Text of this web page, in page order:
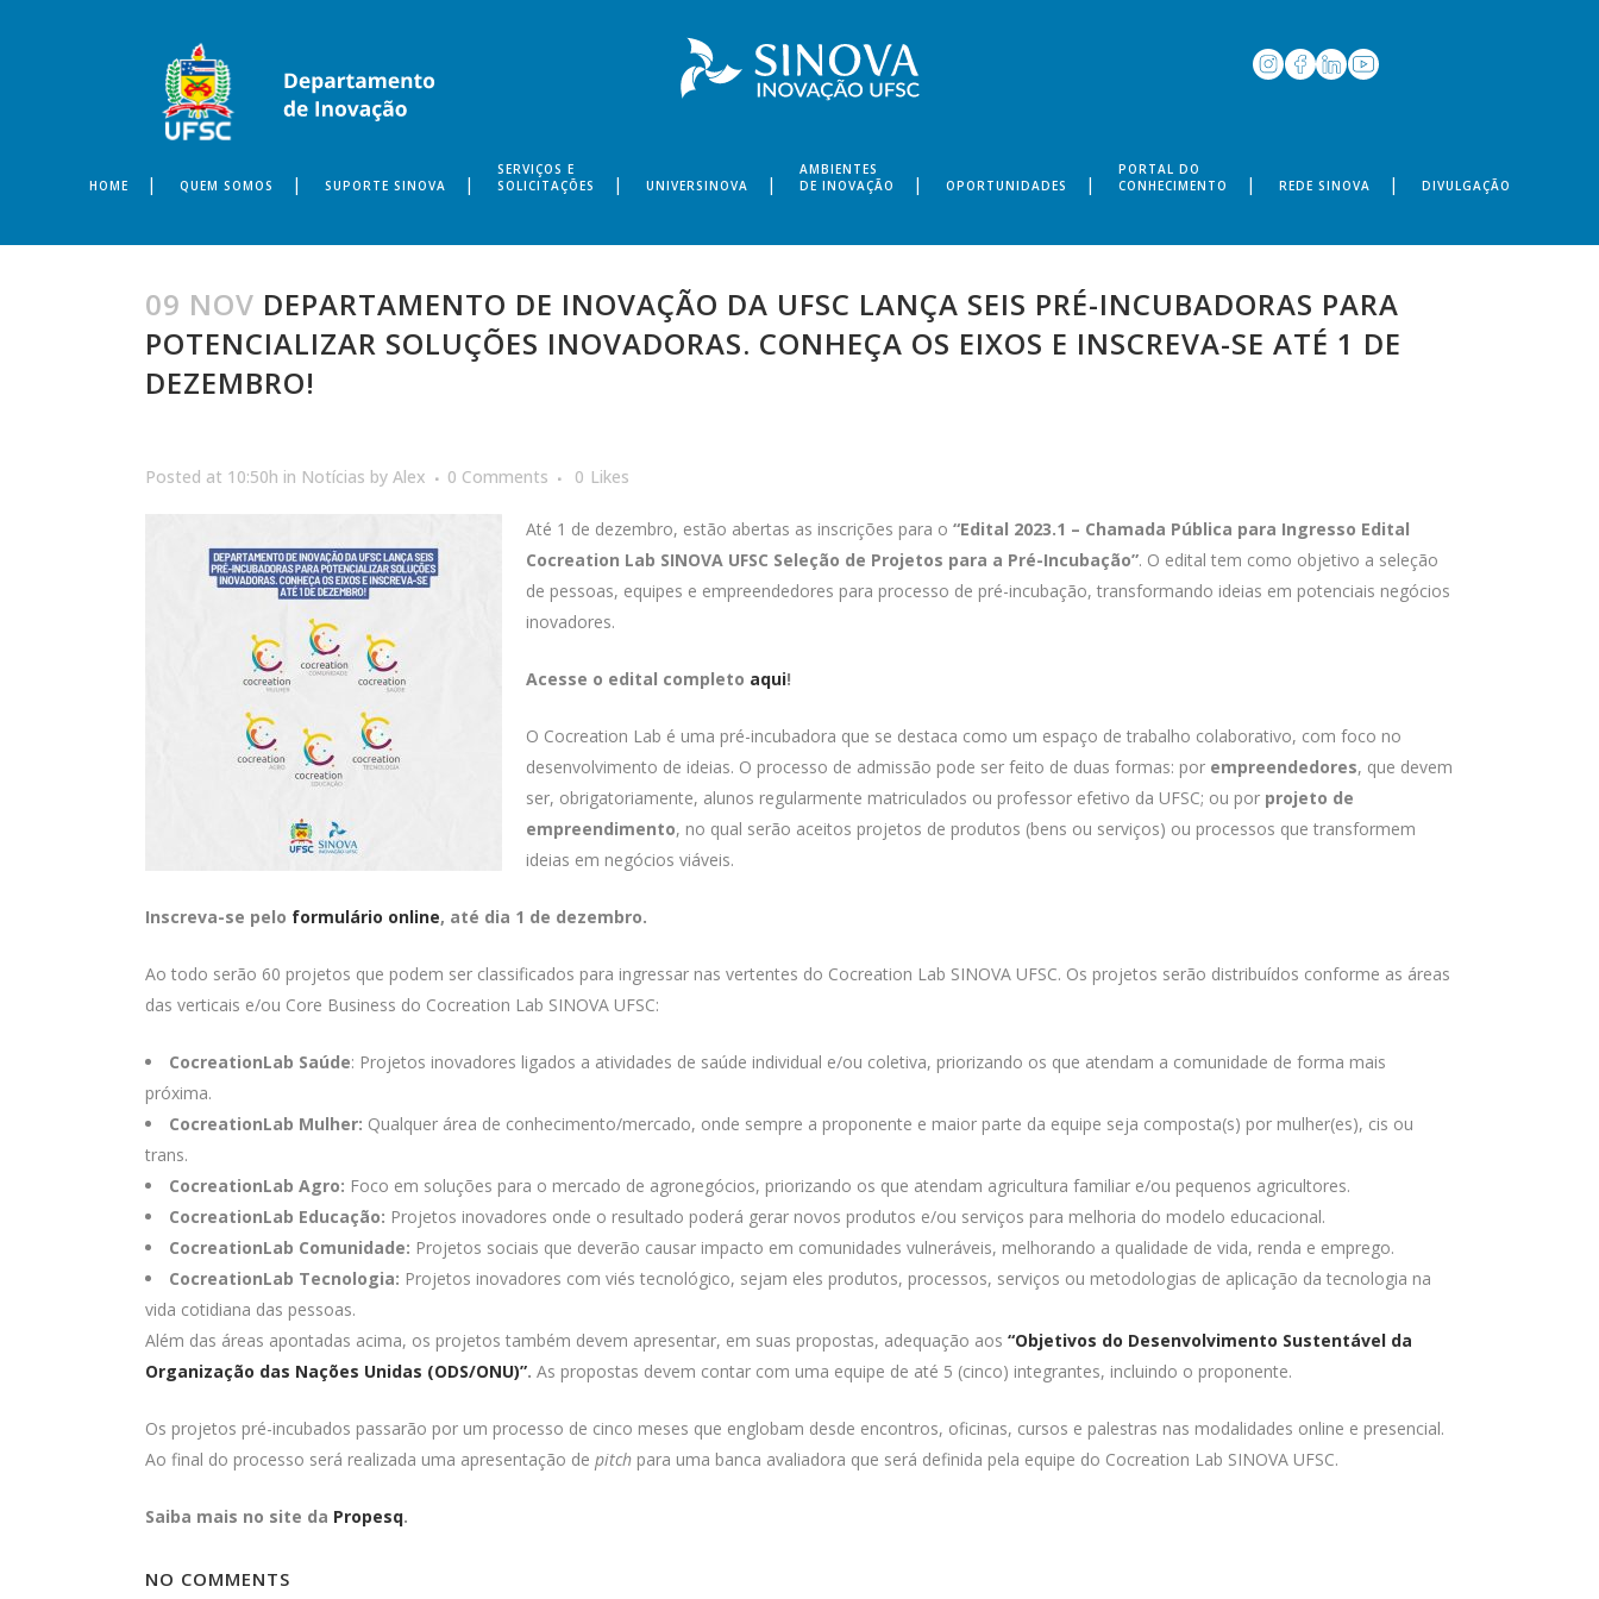
HOME QUEM SOMOS SUPORTE SINOVA
SERVIÇOS E
SOLICITAÇÕES
UNIVERSINOVA
AMBIENTES
DE INOVAÇÃO
OPORTUNIDADES
PORTAL DO
CONHECIMENTO
REDE SINOVA DIVULGAÇÃO
09 NOV DEPARTAMENTO DE INOVAÇÃO DA UFSC LANÇA SEIS PRÉ-INCUBADORAS PARA
POTENCIALIZAR SOLUÇÕES INOVADORAS. CONHEÇA OS EIXOS E INSCREVA-SE ATÉ 1 DE
DEZEMBRO!
Posted at 10:50h in Notícias by Alex 0 Comments 0 Likes
Até 1 de dezembro, estão abertas as inscrições para o “Edital 2023.1 – Chamada Pública para Ingresso Edital
Cocreation Lab SINOVA UFSC Seleção de Projetos para a Pré-Incubação”. O edital tem como objetivo a seleção
de pessoas, equipes e empreendedores para processo de pré-incubação, transformando ideias em potenciais negócios
inovadores.
Acesse o edital completo aqui!
O Cocreation Lab é uma pré-incubadora que se destaca como um espaço de trabalho colaborativo, com foco no
desenvolvimento de ideias. O processo de admissão pode ser feito de duas formas: por empreendedores, que devem
ser, obrigatoriamente, alunos regularmente matriculados ou professor efetivo da UFSC; ou por projeto de
empreendimento, no qual serão aceitos projetos de produtos (bens ou serviços) ou processos que transformem
ideias em negócios viáveis.
Inscreva-se pelo formulário online, até dia 1 de dezembro.
Ao todo serão 60 projetos que podem ser classificados para ingressar nas vertentes do Cocreation Lab SINOVA UFSC. Os projetos serão distribuídos conforme as áreas
das verticais e/ou Core Business do Cocreation Lab SINOVA UFSC:
CocreationLab Saúde: Projetos inovadores ligados a atividades de saúde individual e/ou coletiva, priorizando os que atendam a comunidade de forma mais
próxima.
CocreationLab Mulher: Qualquer área de conhecimento/mercado, onde sempre a proponente e maior parte da equipe seja composta(s) por mulher(es), cis ou
trans.
CocreationLab Agro: Foco em soluções para o mercado de agronegócios, priorizando os que atendam agricultura familiar e/ou pequenos agricultores.
CocreationLab Educação: Projetos inovadores onde o resultado poderá gerar novos produtos e/ou serviços para melhoria do modelo educacional.
CocreationLab Comunidade: Projetos sociais que deverão causar impacto em comunidades vulneráveis, melhorando a qualidade de vida, renda e emprego.
CocreationLab Tecnologia: Projetos inovadores com viés tecnológico, sejam eles produtos, processos, serviços ou metodologias de aplicação da tecnologia na
vida cotidiana das pessoas.
Além das áreas apontadas acima, os projetos também devem apresentar, em suas propostas, adequação aos “Objetivos do Desenvolvimento Sustentável da
Organização das Nações Unidas (ODS/ONU)”. As propostas devem contar com uma equipe de até 5 (cinco) integrantes, incluindo o proponente.
Os projetos pré-incubados passarão por um processo de cinco meses que englobam desde encontros, oficinas, cursos e palestras nas modalidades online e presencial.
Ao final do processo será realizada uma apresentação de pitch para uma banca avaliadora que será definida pela equipe do Cocreation Lab SINOVA UFSC.
Saiba mais no site da Propesq.
NO COMMENTS